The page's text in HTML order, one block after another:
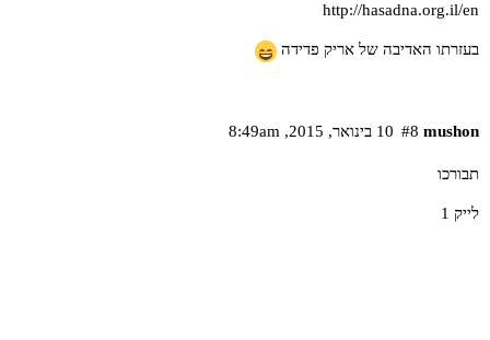
http://hasadna.org.il/en
בעזרתו האדיבה של אריק פדידה
mushon 10 בינואר,‏ 2015,‏ 8:49am #8
תבורכו
לייק 1